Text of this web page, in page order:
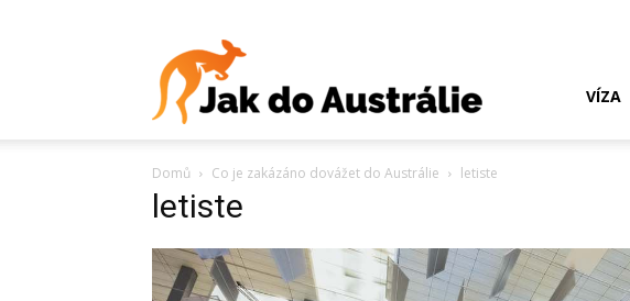
VÍZA
Domů Co je zakázáno dovážet do Austrálie letiste
letiste